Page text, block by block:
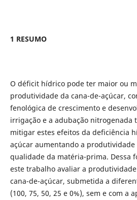
1 RESUMO
O déficit hídrico pode ter maior ou
produtividade da cana-de-açúcar,
fenológica de crescimento e
irrigação e a adubação nitrogenada
mitigar estes efeitos da deficiência
açúcar aumentando a produtividade
qualidade da matéria-prima. Dessa
este trabalho avaliar a produtividade
cana-de-açúcar, submetida a
(100, 75, 50, 25 e 0%), sem e com a